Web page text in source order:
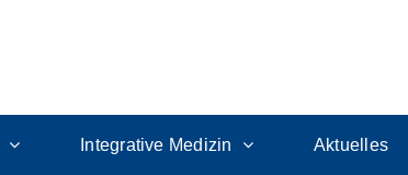
Integrative Medizin Aktuelles